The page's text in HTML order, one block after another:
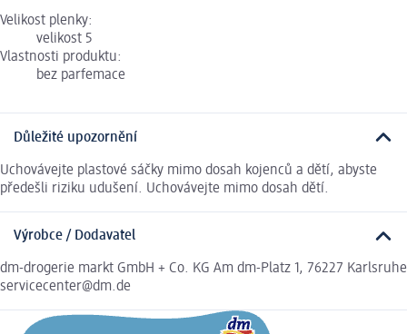
Velikost plenky:
velikost 5
Vlastnosti produktu:
bez parfemace
Důležité upozornění
Uchovávejte plastové sáčky mimo dosah kojenců a dětí, abyste
předešli riziku udušení. Uchovávejte mimo dosah dětí.
Výrobce / Dodavatel
dm-drogerie markt GmbH + Co. KG Am dm-Platz 1, 76227 Karlsruhe
servicecenter@dm.de